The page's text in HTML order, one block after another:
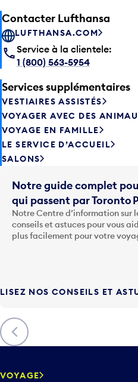
Contacter Lufthansa
LUFTHANSA.COM
Service à la clientele:
1 (800) 563-5954
Services supplémentaires
VESTIAIRES ASSISTÉS
VOYAGER AVEC DES
VOYAGE EN FAMILLE
LE SERVICE D’ACCUEIL
SALONS
Précédent
Notre guide complet
qui passent par Toronto
Notre Centre d’information sur
conseils et astuces pour vous
plus facilement pour votre
LISEZ NOS CONSEILS ET
VOYAGE